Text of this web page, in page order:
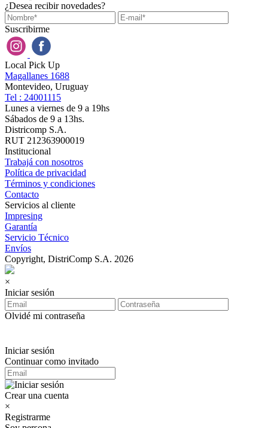
¿Desea recibir novedades?
Suscribirme
Local Pick Up
Magallanes 1688
Montevideo, Uruguay
Tel : 24001115
Lunes a viernes de 9 a 19hs
Sábados de 9 a 13hs.
Districomp S.A.
RUT 212363900019
Institucional
Trabajá con nosotros
Política de privacidad
Términos y condiciones
Contacto
Servicios al cliente
Impresing
Garantía
Servicio Técnico
Envíos
Copyright, DistriComp S.A. 2026
×
Iniciar sesión
Olvidé mi contraseña
Iniciar sesión
Continuar como invitado
Crear una cuenta
×
Registrarme